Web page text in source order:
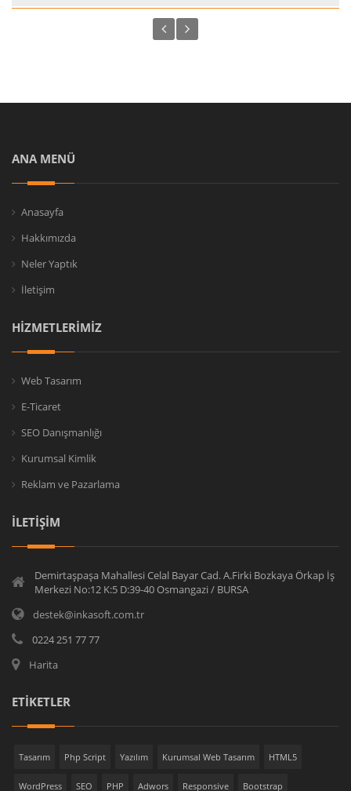
ANA MENÜ
Anasayfa
Hakkımızda
Neler Yaptık
İletişim
HİZMETLERİMİZ
Web Tasarım
E-Ticaret
SEO Danışmanlığı
Kurumsal Kimlik
Reklam ve Pazarlama
İLETİŞİM
Demirtaşpaşa Mahallesi Celal Bayar Cad. A.Firki Bozkaya Örkap İş
Merkezi No:12 K:5 D:39-40 Osmangazi / BURSA
destek@inkasoft.com.tr
0224 251 77 77
Harita
ETİKETLER
Tasarım Php Script Yazılım Kurumsal Web Tasarım HTML5
WordPress SEO PHP Adwors Responsive Bootstrap